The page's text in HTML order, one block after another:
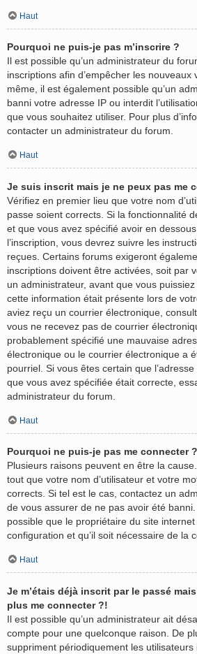
Haut
Pourquoi ne puis-je pas m’inscrire ?
Il est possible qu’un administrateur du
inscriptions afin d’empêcher les nouveaux
même, il est également possible qu’un
banni votre adresse IP ou interdit
que vous souhaitez utiliser. Pour plus
contacter un administrateur du forum.
Haut
Je suis inscrit mais je ne peux pas me
Vérifiez en premier lieu que votre nom
passe soient corrects. Si la fonctionnalité
et que vous avez spécifié avoir en
l’inscription, vous devrez suivre les
reçues. Certains forums exigeront
inscriptions doivent être activées, soit par
un administrateur, avant que vous
cette information était présente lors de
aviez reçu un courrier électronique,
vous ne recevez pas de courrier
probablement spécifié une mauvaise
électronique ou le courrier électronique a
pourriel. Si vous êtes certain que
que vous avez spécifiée était correcte,
administrateur du forum.
Haut
Pourquoi ne puis-je pas me connecter ?
Plusieurs raisons peuvent en être la
tout que votre nom d’utilisateur et votre
corrects. Si tel est le cas, contactez un
de vous assurer de ne pas avoir été
possible que le propriétaire du site
configuration et qu’il soit nécessaire de la
Haut
Je m’étais déjà inscrit par le passé
plus me connecter ?!
Il est possible qu’un administrateur ait
compte pour une quelconque raison. De
suppriment périodiquement les